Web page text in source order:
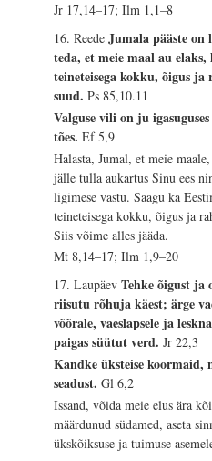
Jr 17,14–17; Ilm 1,1–8
16. ReedeJumala pääste on
teda, et meie maal au elaks,
teineteisega kokku, õigus ja
suud.Ps 85,10.11
Valguse vili on ju
tões.Ef 5,9
Halasta, Jumal, et meie
jälle tulla aukartus Sinu ees
ligimese vastu. Saagu ka
teineteisega kokku, õigus ja
Siis võime alles jääda.
Mt 8,14–17; Ilm 1,9–20
17. LaupäevTehke õigust ja
riisutu rõhuja käest; ärge
võõrale, vaeslapsele ja
paigas süütut verd.Jr 22,3
Kandke üksteise koormaid,
seadust.Gl 6,2
Issand, võida meie elus ära
määrdunud südamed, aseta
ükskõiksuse ja tuimuse